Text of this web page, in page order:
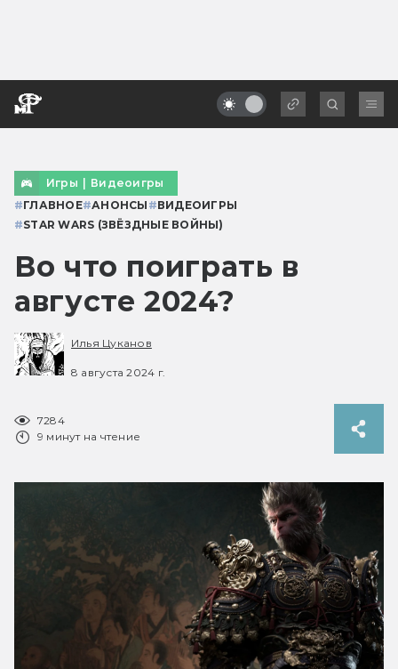
Игры | Видеоигры
#ГЛАВНОЕ#АНОНСЫ #ВИДЕОИГРЫ
#STAR WARS (ЗВЁЗДНЫЕ ВОЙНЫ)
Во что поиграть в
августе 2024?
Илья Цуканов
8 августа 2024 г.
7284
9 минут на чтение